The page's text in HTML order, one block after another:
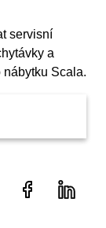
servisní
a
Scala.